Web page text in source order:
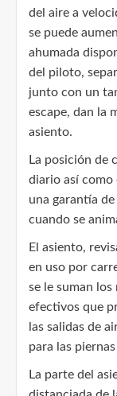
del aire a
se puede
ahumada
del piloto,
junto con un
escape, dan la
asiento.
La posición de
diario así como
una garantía
cuando se
El asiento,
en uso por
se le suman
efectivos que
las salidas de
para las
La parte del